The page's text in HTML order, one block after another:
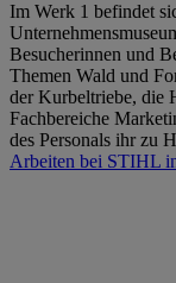
Im Werk 1 befindet
Besucherinnen und
Themen Wald und
der Kurbeltriebe, die
Fachbereiche
des Personals ihr zu
Arbeiten bei STIHL